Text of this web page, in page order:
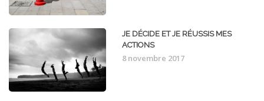
JE DÉCIDE ET JE RÉUSSIS MES
ACTIONS
8 novembre 2017